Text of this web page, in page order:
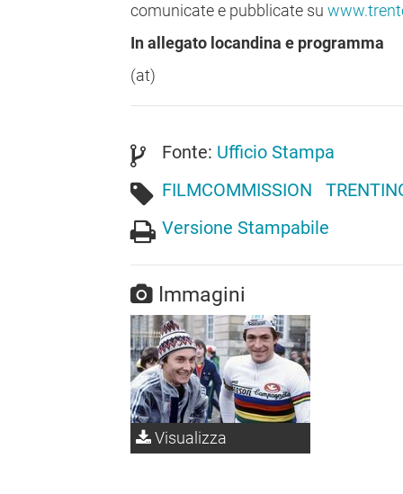
comunicate e pubblicate su
In allegato locandina e programma
(at)
Fonte: Ufficio Stampa
FILMCOMMISSION
Versione Stampabile
Immagini
Visualizza